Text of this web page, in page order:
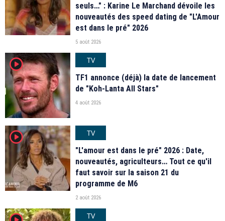
seuls…" : Karine Le Marchand dévoile les
nouveautés des speed dating de "L'Amour
est dans le pré" 2026
5 août 2026
player2
TV
TF1 annonce (déjà) la date de lancement
de "Koh-Lanta All Stars"
4 août 2026
player2
TV
"L'amour est dans le pré" 2026 : Date,
nouveautés, agriculteurs… Tout ce qu'il
faut savoir sur la saison 21 du
programme de M6
2 août 2026
TV